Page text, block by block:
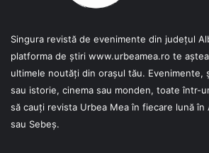
Singura revistă de evenimente din județul
platforma de știri www.urbeamea.ro te
ultimele noutăți din orașul tău. Evenimente,
sau istorie, cinema sau monden, toate într-
să cauți revista Urbea Mea în fiecare lună în
sau Sebeș.